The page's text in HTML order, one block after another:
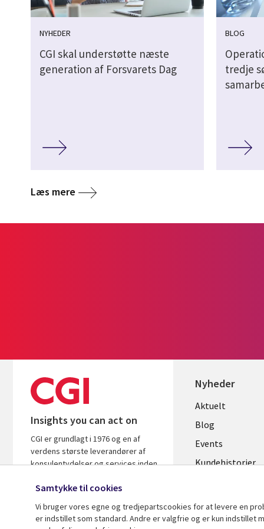
NYHEDER
CGI skal understøtte næste
generation af Forsvarets Dag
BLOG
tredje
Læs mere
Insights you can act on
CGI er grundlagt i 1976 og en af
verdens største leverandører af
konsulentydelser og services inden
leverer indsigt og løsninger, der
Nyheder
Useful
links
DENMARK
Aktuelt
Blog
Events
Kundehistorier
Samtykke til cookies
Vi bruger vores egne og tredjepartscookies for at levere en
er indstillet som standard. Andre er valgfrie og er kun indstillet